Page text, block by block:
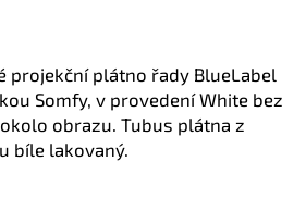
projekční plátno řady BlueLabel
Somfy, v provedení White bez
obrazu. Tubus plátna z
bíle lakovaný.